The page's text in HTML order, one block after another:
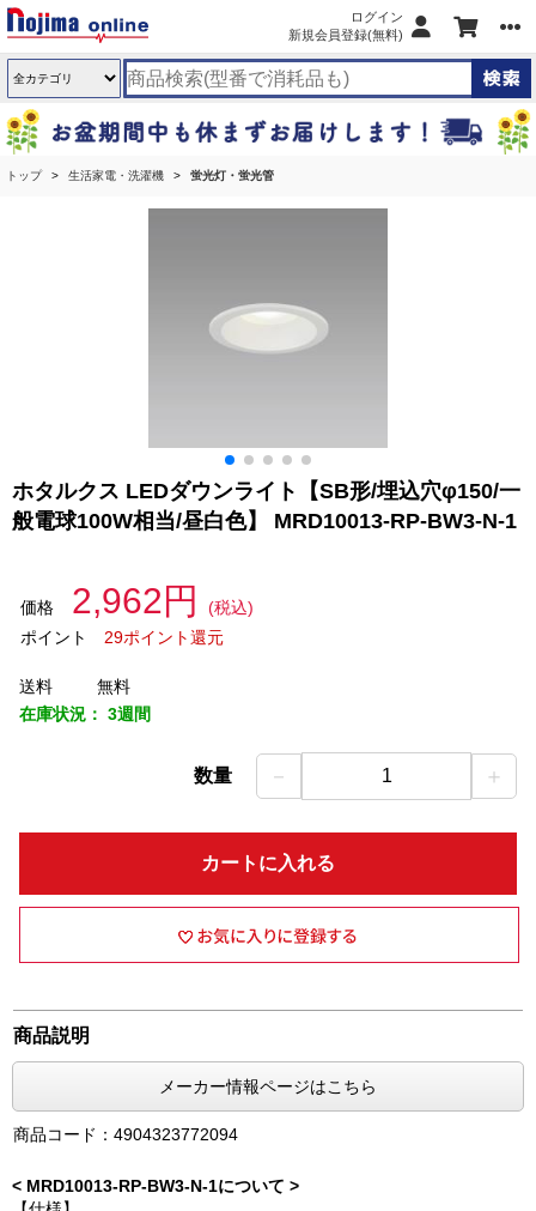
ログイン
新規会員登録(無料)
トップ 生活家電・洗濯機 蛍光灯・蛍光管
ホタルクス LEDダウンライト【SB形/埋込穴φ150/一
般電球100W相当/昼白色】 MRD10013-RP-BW3-N-1
価格 2,962円
(税込)
ポイント
29ポイント還元
送料
無料
在庫状況： 3週間
数量 － 1 ＋
カートに入れる
商品説明
メーカー情報ページはこちら
商品コード：4904323772094
< MRD10013-RP-BW3-N-1について >